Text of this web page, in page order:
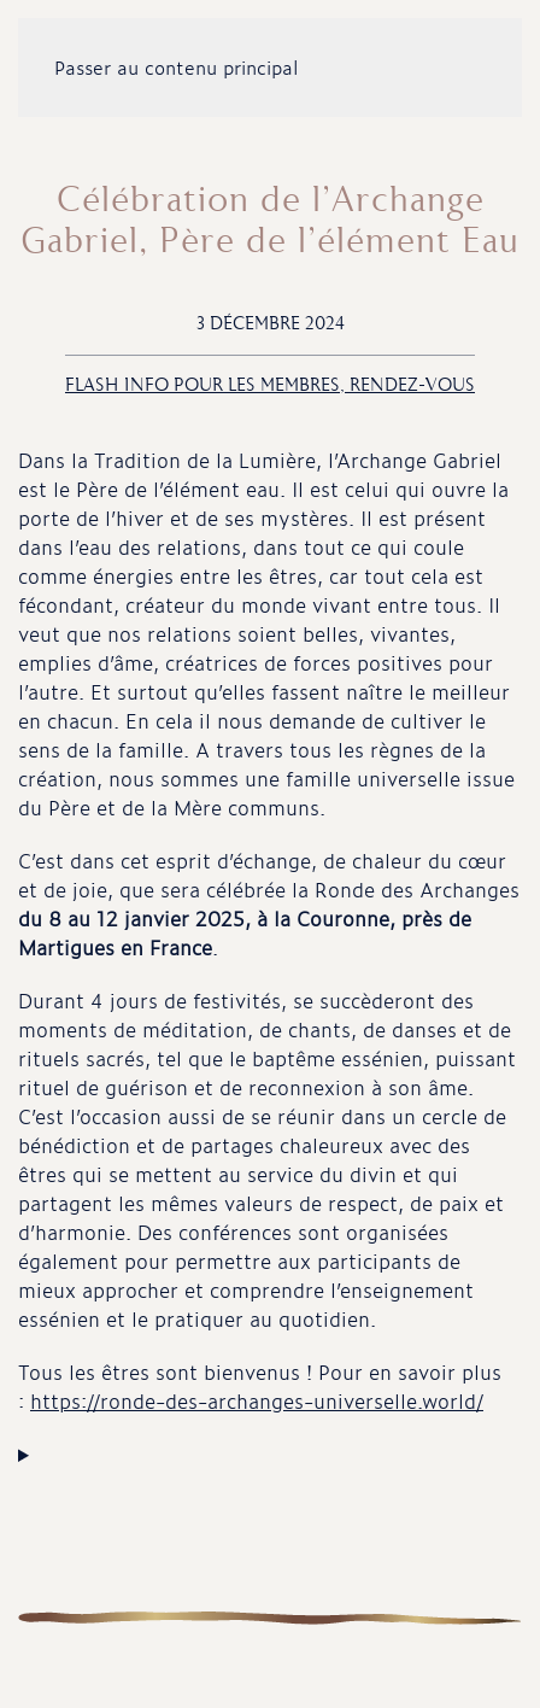
Passer au contenu principal
Célébration de l’Archange
Gabriel, Père de l’élément Eau
3 DÉCEMBRE 2024
FLASH INFO POUR LES MEMBRES, RENDEZ-VOUS
Dans la Tradition de la Lumière, l’Archange Gabriel
est le Père de l’élément eau. Il est celui qui ouvre la
porte de l’hiver et de ses mystères. Il est présent
dans l’eau des relations, dans tout ce qui coule
comme énergies entre les êtres, car tout cela est
fécondant, créateur du monde vivant entre tous. Il
veut que nos relations soient belles, vivantes,
emplies d’âme, créatrices de forces positives pour
l’autre. Et surtout qu’elles fassent naître le meilleur
en chacun. En cela il nous demande de cultiver le
sens de la famille. A travers tous les règnes de la
création, nous sommes une famille universelle issue
du Père et de la Mère communs.
C’est dans cet esprit d’échange, de chaleur du cœur
et de joie, que sera célébrée la Ronde des Archanges
du 8 au 12 janvier 2025, à la Couronne, près de
Martigues en France.
Durant 4 jours de festivités, se succèderont des
moments de méditation, de chants, de danses et de
rituels sacrés, tel que le baptême essénien, puissant
rituel de guérison et de reconnexion à son âme.
C’est l’occasion aussi de se réunir dans un cercle de
bénédiction et de partages chaleureux avec des
êtres qui se mettent au service du divin et qui
partagent les mêmes valeurs de respect, de paix et
d’harmonie. Des conférences sont organisées
également pour permettre aux participants de
mieux approcher et comprendre l’enseignement
essénien et le pratiquer au quotidien.
Tous les êtres sont bienvenus ! Pour en savoir plus
: https://ronde-des-archanges-universelle.world/